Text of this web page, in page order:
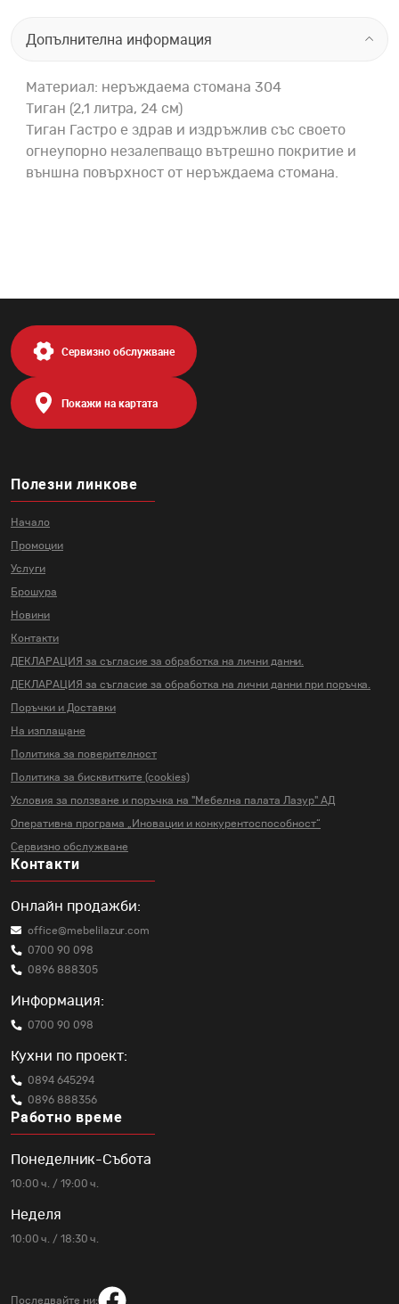
Допълнителна информация
Материал: неръждаема стомана 304
Тиган (2,1 литра, 24 см)
Тиган Гастро е здрав и издръжлив със своето
огнеупорно незалепващо вътрешно покритие и
външна повърхност от неръждаема стомана.
Полезни линкове
Начало
Промоции
Услуги
Брошура
Новини
Контакти
ДЕКЛАРАЦИЯ за съгласие за обработка на лични данни.
ДЕКЛАРАЦИЯ за съгласие за обработка на лични данни при поръчка.
Поръчки и Доставки
На изплащане
Политика за поверителност
Политика за бисквитките (cookies)
Условия за ползване и поръчка на "Мебелна палата Лазур" АД
Оперативна програма „Иновации и конкурентоспособност“
Сервизно обслужване
Контакти
Онлайн продажби:
office@mebelilazur.com
0700 90 098
0896 888305
Информация:
0700 90 098
Кухни по проект:
0894 645294
0896 888356
Работно време
Понеделник-Събота
10:00 ч. / 19:00 ч.
Неделя
10:00 ч. / 18:30 ч.
Последвайте ни:
Сервизно обслужване
Покажи на картата